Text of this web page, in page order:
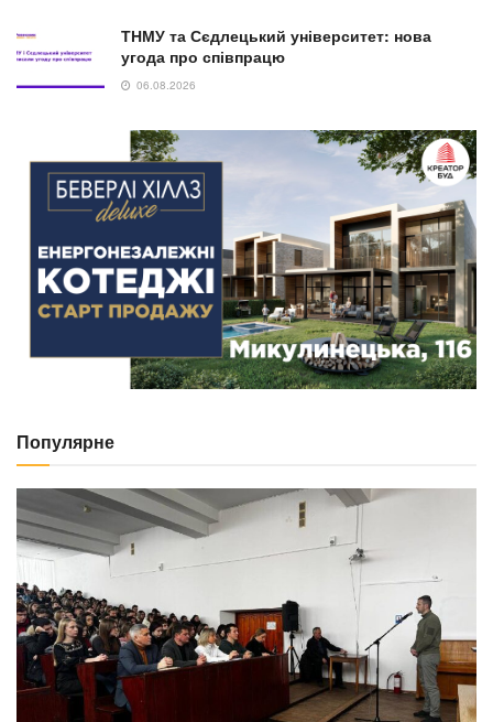
ТНМУ та Сєдлецький університет: нова
угода про співпрацю
06.08.2026
Популярне